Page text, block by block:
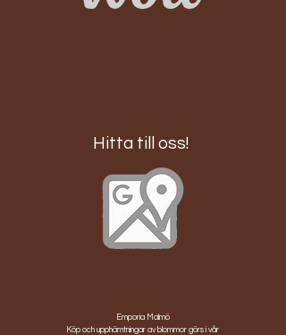
Hitta till oss!
Emporia Malmö
Köp och upphämtningar av blommor görs i vår